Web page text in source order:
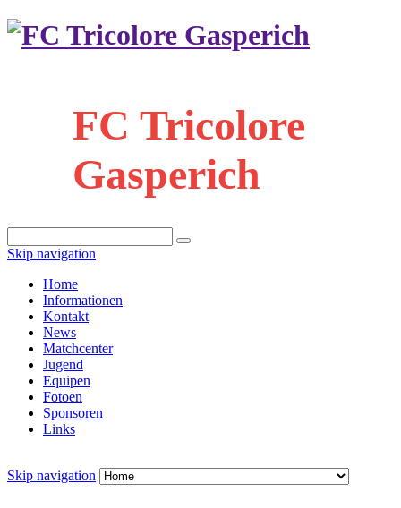
FC Tricolore
Gasperich
Skip navigation
Home
Informationen
Kontakt
News
Matchcenter
Jugend
Equipen
Fotoen
Sponsoren
Links
Skip navigation